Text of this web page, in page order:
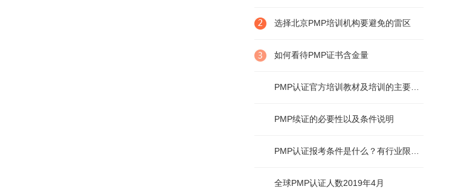
选择北京PMP培训机构要避免的雷区
如何看待PMP证书含金量
PMP续证的必要性以及条件说明
全球PMP认证人数2019年4月